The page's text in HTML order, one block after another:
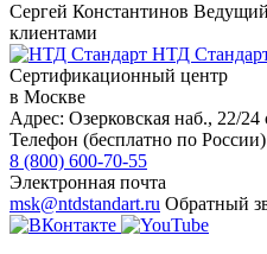
Сергей Константинов Ведущий
клиентами
НТД
Сертификационный центр
в Москве
Адрес: Озерковская наб., 22/24
Телефон (бесплатно по России)
8 (800) 600-70-55
Электронная почта
msk@ntdstandart.ru Обратный